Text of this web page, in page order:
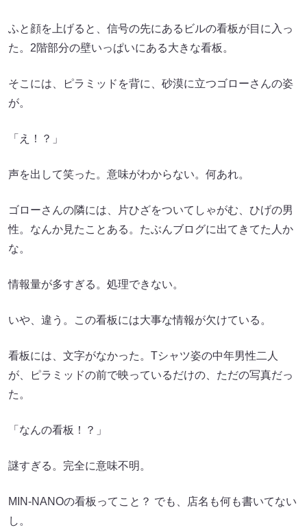
ふと顔を上げると、信号の先にあるビルの看板が目に入っ
た。2階部分の壁いっぱいにある大きな看板。
そこには、ピラミッドを背に、砂漠に立つゴローさんの姿
が。
「え！？」
声を出して笑った。意味がわからない。何あれ。
ゴローさんの隣には、片ひざをついてしゃがむ、ひげの男
性。なんか見たことある。たぶんブログに出てきてた人か
な。
情報量が多すぎる。処理できない。
いや、違う。この看板には大事な情報が欠けている。
看板には、文字がなかった。Tシャツ姿の中年男性二人
が、ピラミッドの前で映っているだけの、ただの写真だっ
た。
「なんの看板！？」
謎すぎる。完全に意味不明。
MIN-NANOの看板ってこと？ でも、店名も何も書いてない
し。